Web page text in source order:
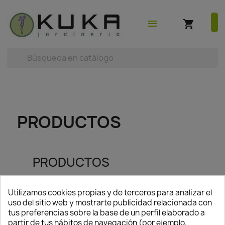
 (0)

menu
shopping_cart
PRODUCTOS
PRODUCTOS
No se encontró la página
Utilizamos cookies propias y de terceros para analizar el
uso del sitio web y mostrarte publicidad relacionada con
tus preferencias sobre la base de un perfil elaborado a
partir de tus hábitos de navegación (por ejemplo,